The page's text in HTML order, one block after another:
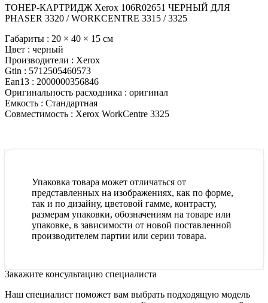
ТОНЕР-КАРТРИДЖ Xerox 106R02651 ЧЕРНЫЙ ДЛЯ
PHASER 3320 / WORKCENTRE 3315 / 3325
Габариты : 20 × 40 × 15 см
Цвет : черный
Производители : Xerox
Gtin : 5712505460573
Ean13 : 2000000356846
Оригинальность расходника : оригинал
Емкость : Стандартная
Совместимость : Xerox WorkCentre 3325
Упаковка товара может отличаться от
представленных на изображениях, как по форме,
так и по дизайну, цветовой гамме, контрасту,
размерам упаковки, обозначениям на товаре или
упаковке, в зависимости от новой поставленной
производителем партии или серии товара.
Закажите консультацию специалиста
Наш специалист поможет вам выбрать подходящую модель